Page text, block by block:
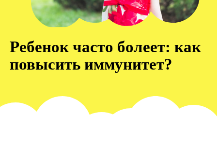
Ребенок часто болеет: как
повысить иммунитет?